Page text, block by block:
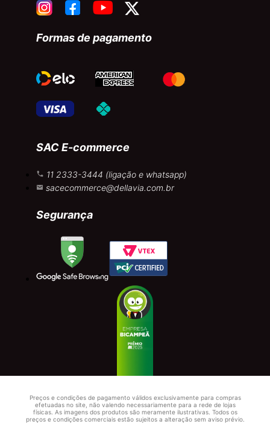
Formas de pagamento
SAC E-commerce
11 2333-3444 (ligação e whatsapp)
sacecommerce@dellavia.com.br
Segurança
Preços e condições de pagamento válidos exclusivamente para compras
efetuadas no site, não valendo necessariamente para a rede de lojas
físicas. As imagens dos produtos são meramente ilustrativas. Todos os
preços e condições comerciais estão sujeitos a alteração sem aviso prévio.